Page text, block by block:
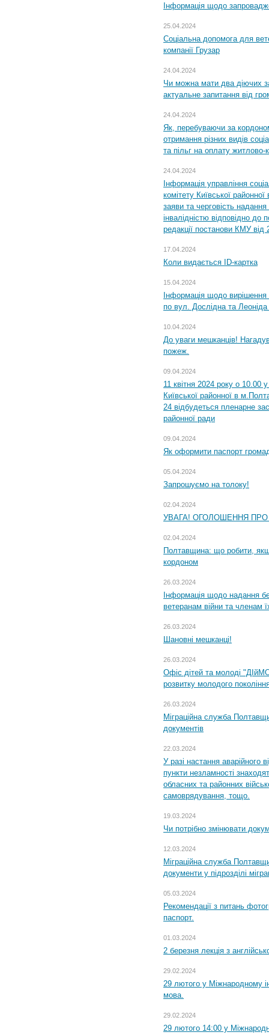
Інформація щодо
25.04.2024
Соціальна допомога для
компанії Грузар
24.04.2024
Чи можна мати два діючих
актуальне запитання від
24.04.2024
Як, перебуваючи за
отримання різних видів
та пільг на оплату
24.04.2024
Інформація управління
комітету Київської
заяви та черговість надання
інвалідністю відповідно
редакції постанови КМУ
17.04.2024
Коли видається ID-картка
15.04.2024
Інформація щодо
по вул. Дослідна та Леоніда
10.04.2024
До уваги мешканців!
пожеж.
09.04.2024
11 квітня 2024 року о 10.00
Київської районної в
24 відбудеться пленарне
районної ради
09.04.2024
Як оформити паспорт
05.04.2024
Запрошуємо на толоку!
02.04.2024
УВАГА! ОГОЛОШЕННЯ
02.04.2024
Полтавщина: що робити,
кордоном
26.03.2024
Інформація щодо надання
ветеранам війни та членам
26.03.2024
Шановні мешканці!
26.03.2024
Офіс дітей та молоді
розвитку молодого
26.03.2024
Міграційна служба
документів
22.03.2024
У разі настання аварійного
пункти незламності
обласних та районних
самоврядування, тощо.
19.03.2024
Чи потрібно змінювати
12.03.2024
Міграційна служба
документи у підрозділі
05.03.2024
Рекомендації з питань
паспорт.
01.03.2024
2 березня лекція з
29.02.2024
29 лютого у Міжнародному
мова.
29.02.2024
29 лютого 14:00 у